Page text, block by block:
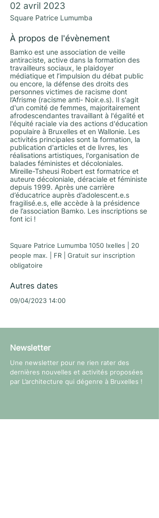
02 avril 2023
Square Patrice Lumumba
À propos de l'évènement
Bamko est une association de veille
antiraciste, active dans la formation des
travailleurs sociaux, le plaidoyer
médiatique et l’impulsion du débat public
ou encore, la défense des droits des
personnes victimes de racisme dont
l’Afrisme (racisme anti- Noir.e.s). Il s'agit
d'un comité de femmes, majoritairement
afrodescendantes travaillant à l'égalité et
l'équité raciale via des actions d'éducation
populaire à Bruxelles et en Wallonie. Les
activités principales sont la formation, la
publication d'articles et de livres, les
réalisations artistiques, l'organisation de
balades féministes et décoloniales.
Mireille-Tsheusi Robert est formatrice et
auteure décoloniale, déraciale et féministe
depuis 1999. Après une carrière
d’éducatrice auprès d’adolescent.e.s
fragilisé.e.s, elle accède à la présidence
de l’association Bamko. Les inscriptions se
font ici !
Square Patrice Lumumba 1050 Ixelles | 20
people max. | FR | Gratuit sur inscription
obligatoire
Autres dates
09/04/2023 14:00
Newsletter
Une newsletter pour ne rien rater des
dernières nouvelles et activités proposées
par L’architecture qui dégenre à Bruxelles !